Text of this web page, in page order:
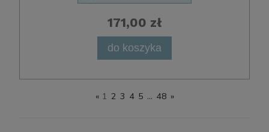
171,00 zł
do koszyka
« 1 2 3 4 5 ... 48 »